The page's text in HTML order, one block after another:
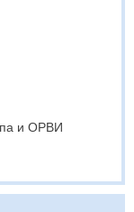
и ОРВИ